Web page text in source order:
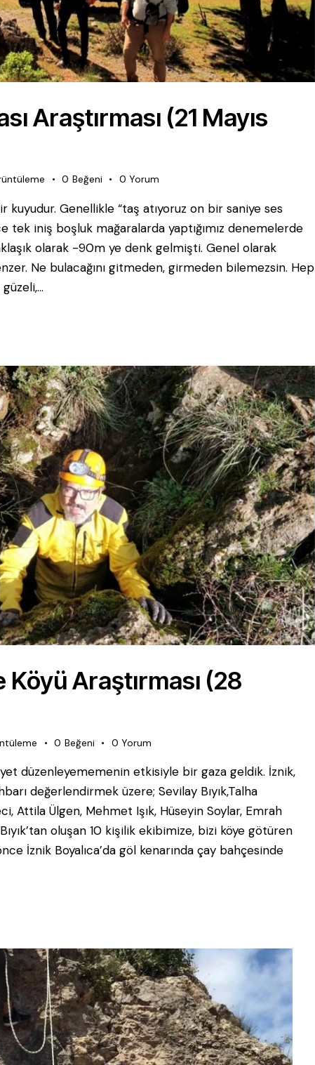
Araştırması (21 Mayıs
0 Beğeni 0 Yorum
kuyudur. Genellikle “taş atıyoruz on bir saniye ses
tek iniş boşluk mağaralarda yaptığımız denemelerde
olarak -90m ye denk gelmişti. Genel olarak
Ne bulacağını gitmeden, girmeden bilemezsin. Hep
Araştırması (28
0 Beğeni 0 Yorum
düzenleyememenin etkisiyle bir gaza geldik. İznik,
değerlendirmek üzere; Sevilay Bıyık,Talha
Attila Ülgen, Mehmet Işık, Hüseyin Soylar, Emrah
oluşan 10 kişilik ekibimize, bizi köye götüren
İznik Boyalıca’da göl kenarında çay bahçesinde